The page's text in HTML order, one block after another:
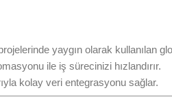
yaygın olarak kullanılan
ile iş sürecinizi hızlandırır.
kolay veri entegrasyonu sağlar.